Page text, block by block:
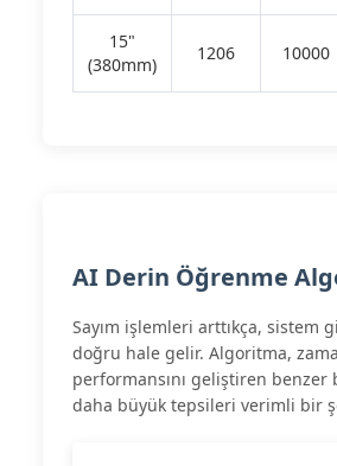
15"
(380mm)
1206 10000
AI Derin Öğrenme
Sayım işlemleri arttıkça, sistem
doğru hale gelir. Algoritma,
performansını geliştiren benzer
daha büyük tepsileri verimli bir